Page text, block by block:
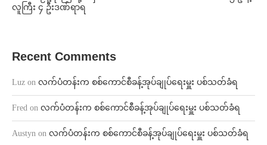
လူကြီး ၄ ဦးဒဏ်ရာရ
Recent Comments
Luz on လက်ပံတန်းက စစ်ကောင်စီခန့်အုပ်ချုပ်ရေးမှူး ပစ်သတ်ခံရ
Fred on လက်ပံတန်းက စစ်ကောင်စီခန့်အုပ်ချုပ်ရေးမှူး ပစ်သတ်ခံရ
Austyn on လက်ပံတန်းက စစ်ကောင်စီခန့်အုပ်ချုပ်ရေးမှူး ပစ်သတ်ခံရ